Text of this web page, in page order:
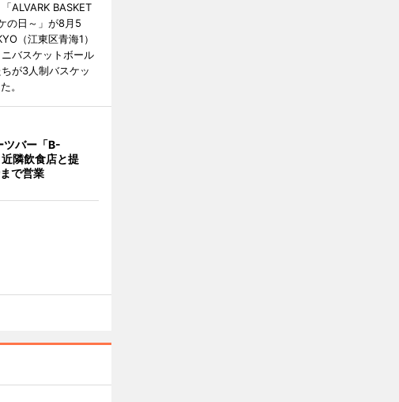
ALVARK BASKET
の日～」が8月5
（江東区青海1）
バスケットボール
が3人制バスケッ
。
ツバー「B-
隣飲食店と提
で営業